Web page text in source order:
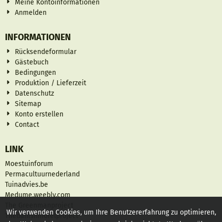
Meine Kontoinformationen
Anmelden
INFORMATIONEN
Rücksendeformular
Gästebuch
Bedingungen
Produktion / Lieferzeit
Datenschutz
Sitemap
Konto erstellen
Contact
LINK
Moestuinforum
Permacultuurnederland
Tuinadvies.be
Medume.weebly.com
Thedanishmorelproject
Wir verwenden Cookies, um Ihre Benutzererfahrung zu optimieren,